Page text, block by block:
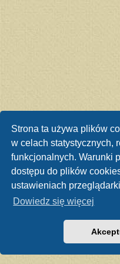
Strona ta używa plików
w celach statystycznych,
funkcjonalnych. Warunki
dostępu do plików
ustawieniach
Dowiedz się więcej